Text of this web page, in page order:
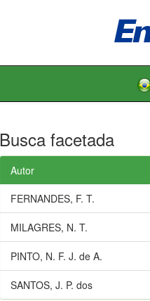
Busca facetada
Autor
FERNANDES, F. T.
MILAGRES, N. T.
PINTO, N. F. J. de A.
SANTOS, J. P. dos